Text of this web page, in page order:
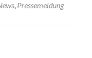
, Pressemeldung